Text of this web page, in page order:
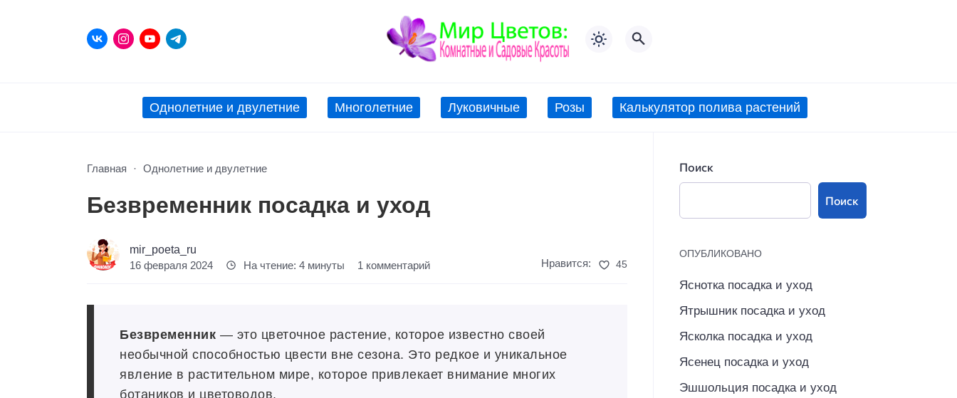
Однолетние и двулетние Многолетние Луковичные Розы Калькулятор полива растений
Главная Однолетние и двулетние
Безвременник посадка и уход
mir_poeta_ru
16 февраля 2024 На чтение: 4 минуты 1 комментарий Нравится: 45
Безвременник — это цветочное растение, которое известно своей
необычной способностью цвести вне сезона. Это редкое и уникальное
явление в растительном мире, которое привлекает внимание многих
ботаников и цветоводов.
Поиск
Поиск
ОПУБЛИКОВАНО
Яснотка посадка и уход
Ятрышник посадка и уход
Ясколка посадка и уход
Ясенец посадка и уход
Эшшольция посадка и уход